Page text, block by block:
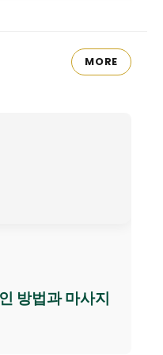
MORE
방법과 마사지